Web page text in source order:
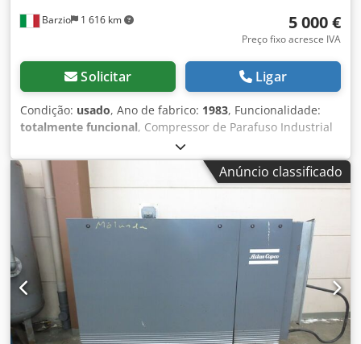
Barzio 1 616 km 5 000 €
Preço fixo acresce IVA
Solicitar Ligar
Condição: usado, Ano de fabrico: 1983, Funcionalidade:
totalmente funcional, Compressor de Parafuso Industrial
Atlas Copco – 75 kW – 7,5 m³/min – 8 bar Disponível
compressor de parafuso industrial Atlas Copco série GA,
projetado para operação contínua em ambientes
industriais de alta exigência. O compressor está instalado
em carenagem insonorizada com painéis removíveis que
facilitam o acesso para inspeção e manutenção.
Equipamento robusto e confiável, típico da linha industrial
da Atlas Copco, ideal para fábricas, oficinas e centrais de
ar comprimido. Dados técnicos Fabricante: Atlas Copco
Tipo: compressor de parafuso lubrificado a óleo Potência
do motor: 75 kW Tensão: 400 V Corrente: 157 A Rotação do
motor: 1460 rpm Pressão de trabalho: 8 bar Crsdpfx
Anúncio classificado